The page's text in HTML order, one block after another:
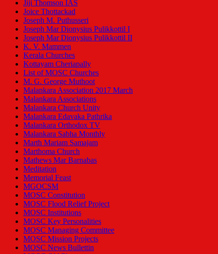
Jiji Thomson IAS
Joice Thottackad
Joseph M. Puthusseri
Joseph Mar Dionysius Pulikkottil I
Joseph Mar Dionysius Pulikkottil II
K. V. Mammen
Kerala Churches
Kottayam Cheriapally
List of MOSC Churches
M. G. George Muthoot
Malankara Association 2017 March
Malankara Associations
Malankara Church Unity
Malankara Edavaka Pathrika
Malankara Orthodox TV
Malankara Sabha Monthly
Marth Mariam Samajam
Marthoma Church
Mathews Mar Barnabas
Meditation
Memorial Feast
MGOCSM
MOSC Constitution
MOSC Flood Relief Project
MOSC Institutions
MOSC Key Personalities
MOSC Managing Committee
MOSC Mission Projects
MOSC News Bullettin